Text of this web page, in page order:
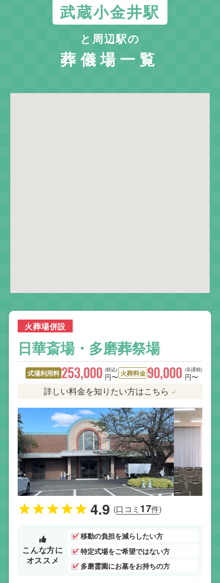
武蔵小金井駅
と周辺駅の
葬儀場一覧
火葬場併設
日華斎場・多磨葬祭場
式場利用料 (税込)
253,000 円〜 火葬料金 (非課税)
90,000 円〜
詳しい料金を知りたい方はこちら
4.9 (口コミ 17件)
こんな方に
オススメ
移動の負担を減らしたい方
特定式場をご希望ではない方
多磨霊園にお墓をお持ちの方